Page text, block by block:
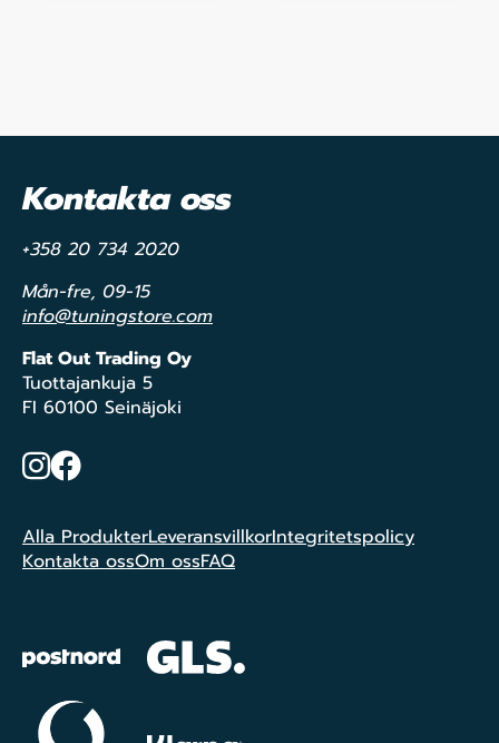
Kontakta oss
+358 20 734 2020
Mån-fre, 09-15
info@tuningstore.com
Flat Out Trading Oy
Tuottajankuja 5
FI 60100 Seinäjoki
Instagram
Facebook
Alla ProdukterLeveransvillkorIntegritetspolicy
Kontakta ossOm ossFAQ